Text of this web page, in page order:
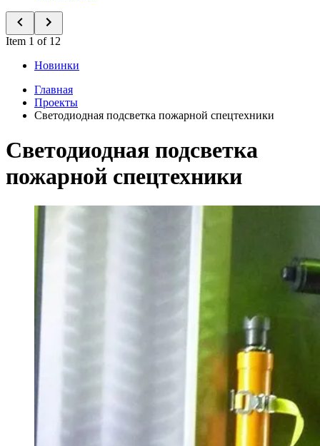
Item 1 of 12
Новинки
Главная
Проекты
Светодиодная подсветка пожарной спецтехники
Светодиодная подсветка
пожарной спецтехники